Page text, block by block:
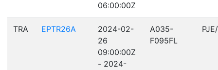
06:00:00Z
TRA EPTR26A
2024-02-
26
09:00:00Z
- 2024-
A035-
F095FL